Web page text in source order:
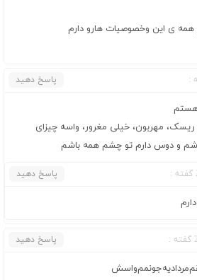
پاسخ دهید
مهربون، خیلی مغرور، واسه چیزای
و دوس دارم تو چشم همه باشم
پاسخ دهید
پاسخ دهید